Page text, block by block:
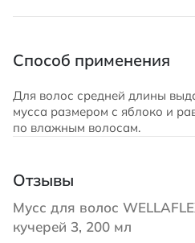
Способ применения
Для волос средней длины
мусса размером с яблоко и
по влажным волосам.
Отзывы
Мусс для волос
кучерей 3, 200 мл